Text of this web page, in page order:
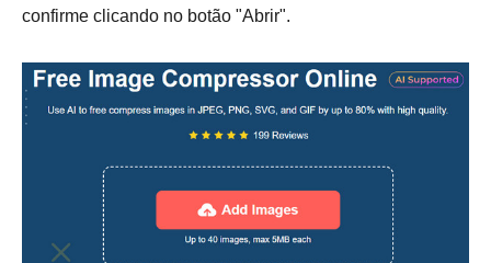
confirme clicando no botão "Abrir".